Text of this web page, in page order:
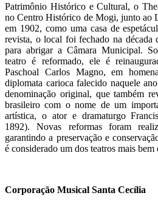
Patrimônio Histórico e Cultural, o
no Centro Histórico de Mogi, junto ao
em 1902, como uma casa de
revista, o local foi fechado na década
para abrigar a Câmara Municipal.
teatro é reformado, ele é
Paschoal Carlos Magno, em
diplomata carioca falecido naquele
denominação original, que também
brasileiro com o nome de um
artística, o ator e dramaturgo
1892). Novas reformas foram
garantindo a preservação e
é considerado um dos teatros mais
Corporação Musical Santa Cecília